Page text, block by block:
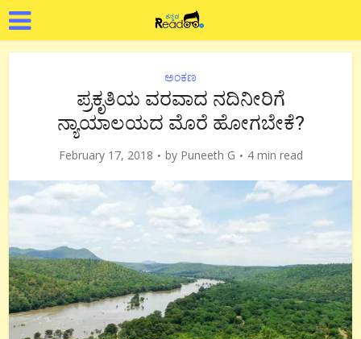
ಅಂಕಣ
ಪ್ರಕೃತಿಯ ವರವಾದ ನದಿನೀರಿಗೆ
ನ್ಯಾಯಾಲಯದ ಮೊರೆ ಹೋಗಬೇಕೆ?
February 17, 2018 by Puneeth G 4 min read